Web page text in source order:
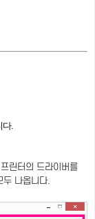
.
린터의 드라이버를
두 나옵니다.